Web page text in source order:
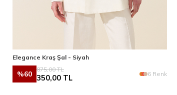
Elegance Kraş Şal - Siyah
%60
875,00TL
350,00 TL 6 Renk